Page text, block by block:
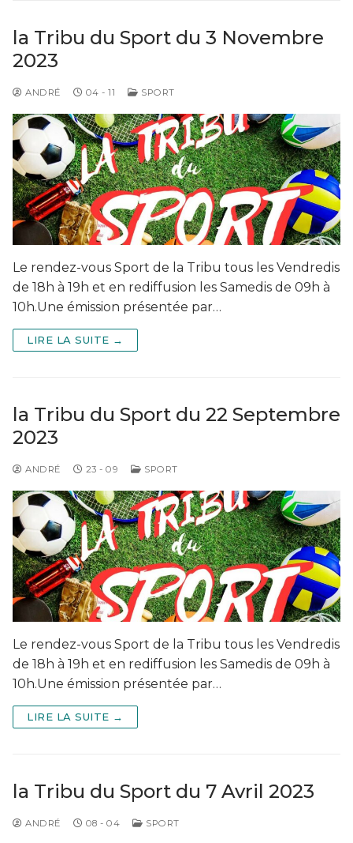
la Tribu du Sport du 3 Novembre
2023
ANDRÉ 04 - 11 SPORT
Le rendez-vous Sport de la Tribu tous les Vendredis
de 18h à 19h et en rediffusion les Samedis de 09h à
10h.Une émission présentée par…
LIRE LA SUITE →
la Tribu du Sport du 22 Septembre
2023
ANDRÉ 23 - 09 SPORT
Le rendez-vous Sport de la Tribu tous les Vendredis
de 18h à 19h et en rediffusion les Samedis de 09h à
10h.Une émission présentée par…
LIRE LA SUITE →
la Tribu du Sport du 7 Avril 2023
ANDRÉ 08 - 04 SPORT